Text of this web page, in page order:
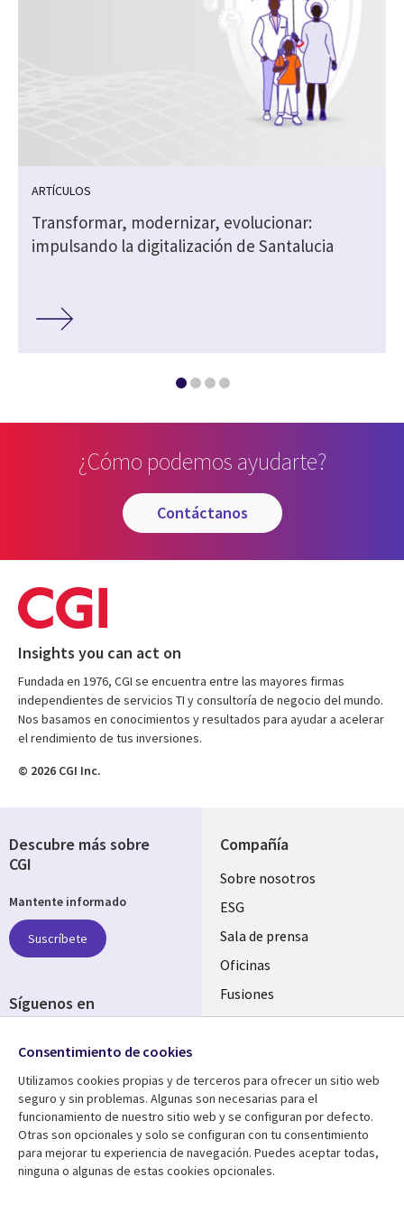
ARTÍCULOS
Transformar, modernizar, evolucionar:
impulsando la digitalización de Santalucia
¿Cómo podemos ayudarte?
contáctanos
Insights you can act on
Fundada en 1976, CGI se encuentra entre las mayores firmas
independientes de servicios TI y consultoría de negocio del mundo.
Nos basamos en conocimientos y resultados para ayudar a acelerar
el rendimiento de tus inversiones.
© 2026 CGI Inc.
Compañía
Useful
links
SPAIN
Sobre nosotros
ESG
Sala de prensa
Oficinas
Fusiones
Inversores
Centro de Recursos
Library
Links
Artículos
Blogs
Ayuda
Legal
SPAIN
Aviso Legal
Política de Privacidad
Descubre más sobre
CGI
Mantente informado
Suscríbete
Síguenos en
Media
SPAIN
Consentimiento de cookies
Utilizamos cookies propias y de terceros para ofrecer un sitio web
seguro y sin problemas. Algunas son necesarias para el
funcionamiento de nuestro sitio web y se configuran por defecto.
Otras son opcionales y solo se configuran con tu consentimiento
para mejorar tu experiencia de navegación. Puedes aceptar todas,
ninguna o algunas de estas cookies opcionales.